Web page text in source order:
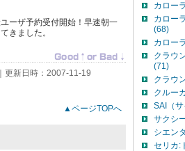
ーザ予約受付開始！早速朝一
きました。
｜更新日時：2007-11-19
▲ページTOPへ
カロー
カロー
(68)
カロー
クラウ
(71)
クラウ
クルー
SAI（
サクシ
シエン
セリカ: